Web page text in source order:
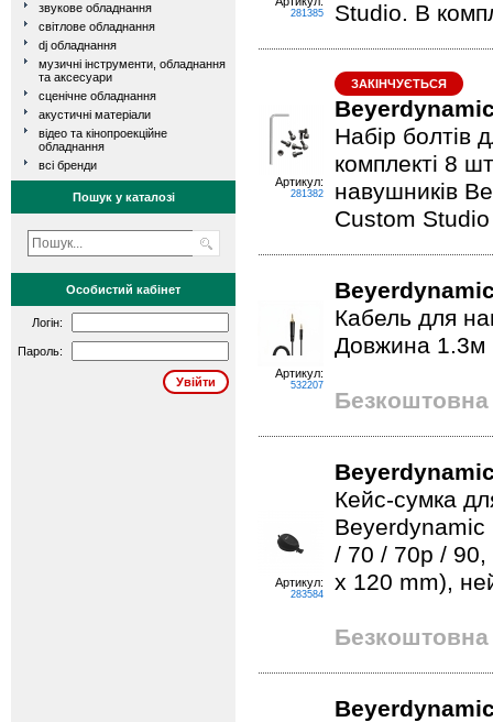
звукове обладнання
світлове обладнання
dj обладнання
музичні інструменти, обладнання
та аксесуари
сценічне обладнання
акустичні матеріали
відео та кінопроекційне
обладнання
всі бренди
Пошук у каталозі
Особистий кабінет
Логін:
Пароль:
281385
Studio. В
Артикул:
281382
ЗАКІНЧУЄТЬСЯ
Набір болтів
комплекті 8
навушників
Custom Studio
Артикул:
532207
Кабель для
Довжина 1.3м
Безкоштовна
Артикул:
283584
Кейс-сумка
/ 70 / 70p /
x 120 mm),
Безкоштовна